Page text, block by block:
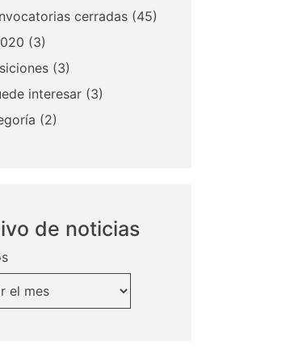
cerradas (45)
(3)
(3)
interesar (3)
(2)
de noticias